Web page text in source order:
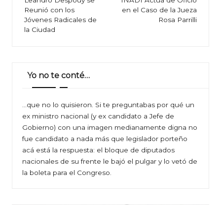
entradas
Reunió con los
Jóvenes Radicales de
la Ciudad
en el Caso de la Jueza
Rosa Parrilli
Yo no te conté…
…que no lo quisieron. Si te preguntabas por qué un
ex ministro nacional (y ex candidato a Jefe de
Gobierno) con una imagen medianamente digna no
fue candidato a nada más que legislador porteño
acá está la respuesta: el bloque de diputados
nacionales de su frente le bajó el pulgar y lo vetó de
la boleta para el Congreso.